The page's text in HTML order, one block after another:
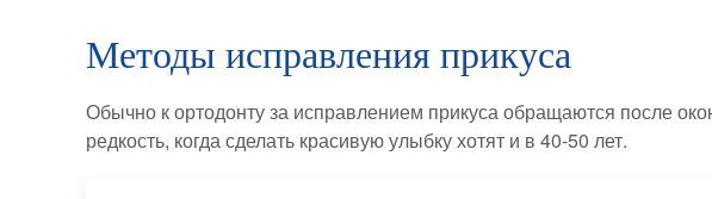
Методы исправления прикуса
Обычно к ортодонту за исправлением прикуса обращаются после
редкость, когда сделать красивую улыбку хотят и в 40-50 лет.